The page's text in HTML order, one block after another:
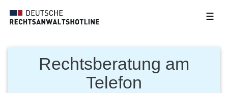
☰
Rechtsberatung am
Telefon